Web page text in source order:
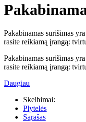
Pakabinamas surišimas
rasite reikiamą įrangą:
Pakabinamas surišimas
rasite reikiamą įrangą:
Daugiau
Skelbimai:
Plytelės
Sąrašas